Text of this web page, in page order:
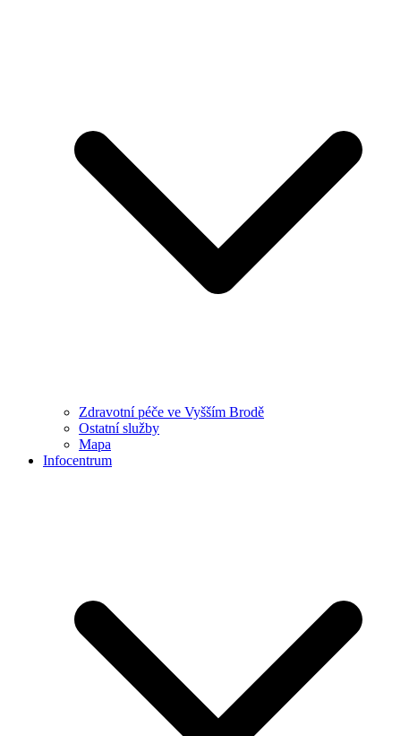
Zdravotní péče ve Vyšším Brodě
Ostatní služby
Mapa
Infocentrum